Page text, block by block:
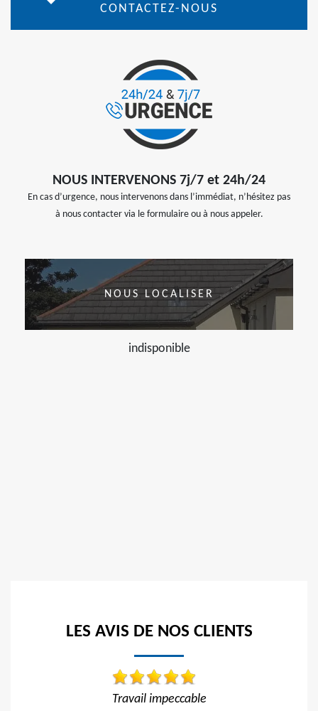
CONTACTEZ-NOUS
NOUS INTERVENONS 7j/7 et 24h/24
En cas d’urgence, nous intervenons dans l’immédiat, n’hésitez pas
à nous contacter via le formulaire ou à nous appeler.
NOUS LOCALISER
indisponible
LES AVIS DE NOS CLIENTS
Travail impeccable Tarif correct Je